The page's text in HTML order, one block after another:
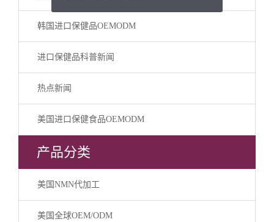
韩国进口保健品OEMODM
进口保健品科普新闻
热点新闻
美国进口保健食品OEMODM
产品分类
美国NMN代加工
美国全球OEM/ODM